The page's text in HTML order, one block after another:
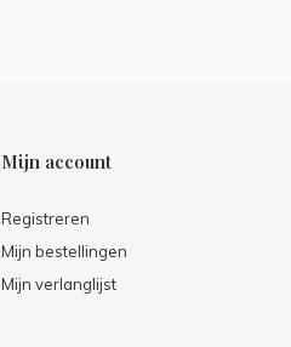
Mijn account
Registreren
Mijn bestellingen
Mijn verlanglijst